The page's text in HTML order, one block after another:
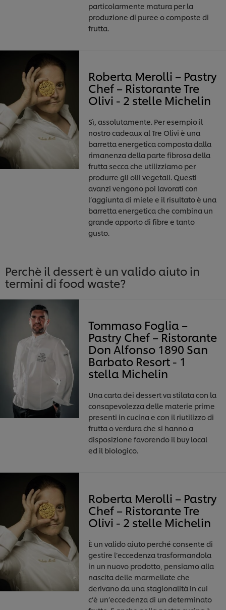
particolarmente matura per la
produzione di puree o composte di
frutta.
Roberta Merolli – Pastry
Chef – Ristorante Tre
Olivi - 2 stelle Michelin
Sì, assolutamente. Per esempio il
nostro cadeaux al Tre Olivi è una
barretta energetica composta dalla
rimanenza della parte fibrosa della
frutta secca che utilizziamo per
produrre gli olii vegetali. Questi
avanzi vengono poi lavorati con
l’aggiunta di miele e il risultato è una
barretta energetica che combina un
grande apporto di fibre e tanto
gusto.
Perchè il dessert è un valido aiuto in
termini di food waste?
Tommaso Foglia –
Pastry Chef – Ristorante
Don Alfonso 1890 San
Barbato Resort - 1
stella Michelin
Una carta dei dessert va stilata con la
consapevolezza delle materie prime
presenti in cucina e con il riutilizzo di
frutta o verdura che si hanno a
disposizione favorendo il buy local
ed il biologico.
Roberta Merolli – Pastry
Chef – Ristorante Tre
Olivi - 2 stelle Michelin
È un valido aiuto perché consente di
gestire l’eccedenza trasformandola
in un nuovo prodotto, pensiamo alla
nascita delle marmellate che
derivano da una stagionalità in cui
c’è un’eccedenza di un determinato